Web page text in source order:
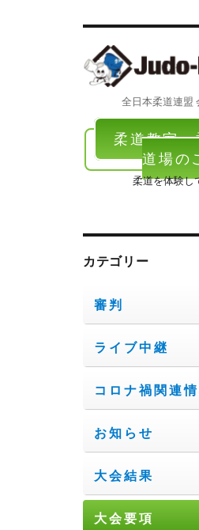
全日本柔道連盟
柔道教室・
道場の
柔道を体験し
カテゴリー
審判
ライブ中継
コロナ禍関連
お知らせ
大会結果
大会要項